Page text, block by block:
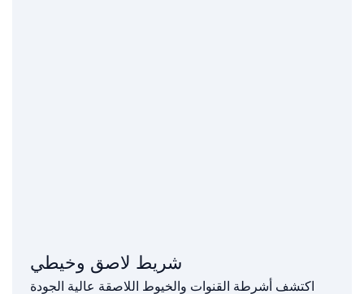
شريط لاصق وخيطي
اكتشف أشرطة القنوات والخيوط اللاصقة عالية الجودة